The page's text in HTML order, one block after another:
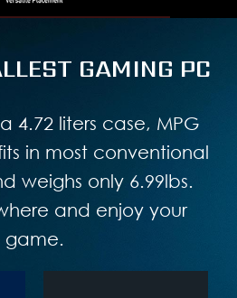
GAMING PC
4.72 liters case, MPG
in most conventional
weighs only 6.99lbs.
and enjoy your
game.